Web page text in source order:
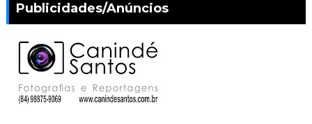
Publicidades/Anúncios